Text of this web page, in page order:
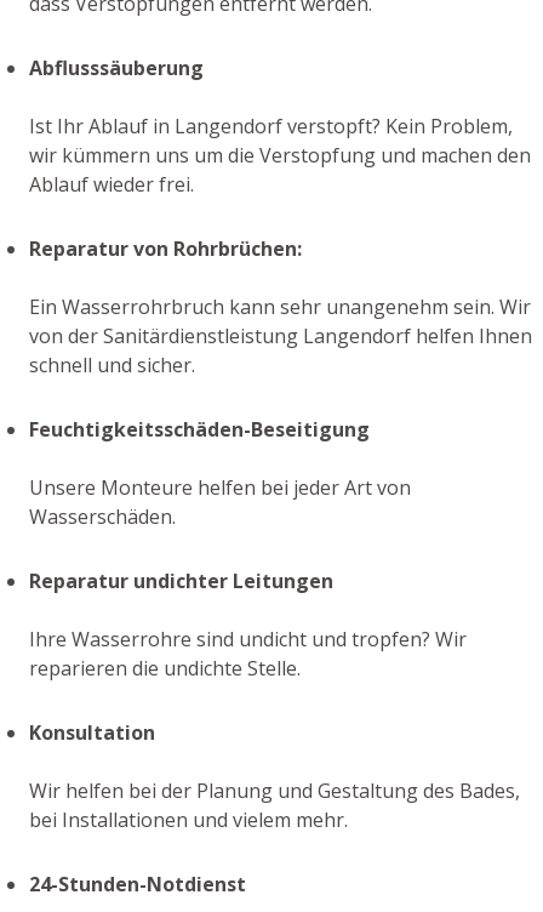
Abflusssäuberung
Ist Ihr Ablauf in Langendorf verstopft? Kein Problem,
wir kümmern uns um die Verstopfung und machen den
Ablauf wieder frei.
Reparatur von Rohrbrüchen:
Ein Wasserrohrbruch kann sehr unangenehm sein. Wir
von der Sanitärdienstleistung Langendorf helfen Ihnen
schnell und sicher.
Feuchtigkeitsschäden-Beseitigung
Unsere Monteure helfen bei jeder Art von
Wasserschäden.
Reparatur undichter Leitungen
Ihre Wasserrohre sind undicht und tropfen? Wir
reparieren die undichte Stelle.
Konsultation
Wir helfen bei der Planung und Gestaltung des Bades,
bei Installationen und vielem mehr.
24-Stunden-Notdienst